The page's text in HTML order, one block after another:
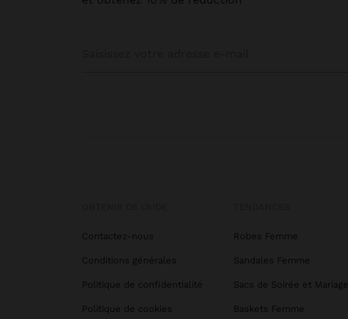
Contactez-nous
Conditions générales
Politique de confidentialité
Politique de cookies
Robes Femme
Sandales Femme
Sacs de Soirée et Mariage
Baskets Femme